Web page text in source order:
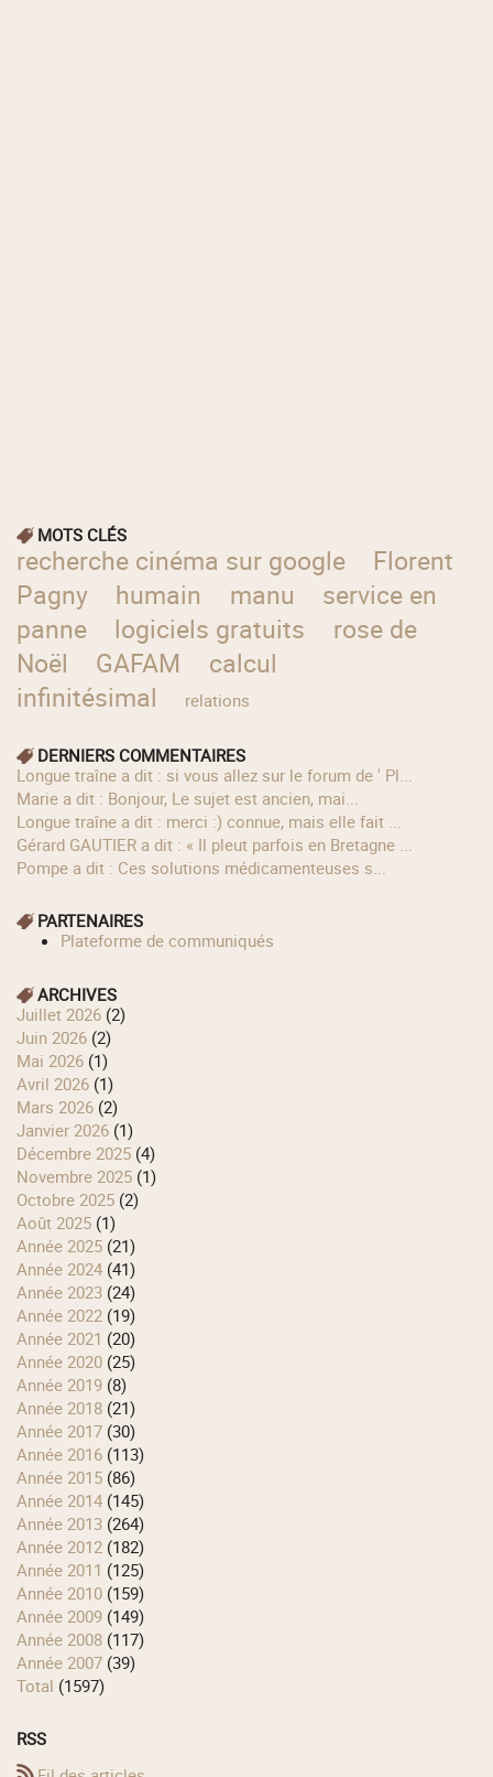
MOTS CLÉS
recherche cinéma sur google
Florent
Pagny
humain manu
service en
panne
logiciels gratuits
rose de
Noël
GAFAM
calcul
infinitésimal
relations
DERNIERS COMMENTAIRES
longue traîne a dit : si vous allez sur le forum de ' Pl...
Marie a dit : Bonjour, Le sujet est ancien, mai...
longue traîne a dit : merci :) connue, mais elle fait ...
Gérard GAUTIER a dit : « Il pleut parfois en Bretagne ...
Pompe a dit : Ces solutions médicamenteuses s...
PARTENAIRES
Plateforme de communiqués
ARCHIVES
juillet 2026 (2)
juin 2026 (2)
mai 2026 (1)
avril 2026 (1)
mars 2026 (2)
janvier 2026 (1)
décembre 2025 (4)
novembre 2025 (1)
octobre 2025 (2)
août 2025 (1)
année 2025 (21)
année 2024 (41)
année 2023 (24)
année 2022 (19)
année 2021 (20)
année 2020 (25)
année 2019 (8)
année 2018 (21)
année 2017 (30)
année 2016 (113)
année 2015 (86)
année 2014 (145)
année 2013 (264)
année 2012 (182)
année 2011 (125)
année 2010 (159)
année 2009 (149)
année 2008 (117)
année 2007 (39)
total (1597)
RSS